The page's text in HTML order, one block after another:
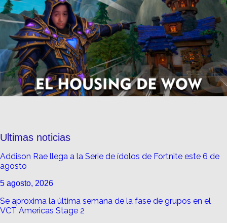
Ultimas noticias
Addison Rae llega a la Serie de ídolos de Fortnite este 6 de
agosto
5 agosto, 2026
Se aproxima la última semana de la fase de grupos en el
VCT Americas Stage 2